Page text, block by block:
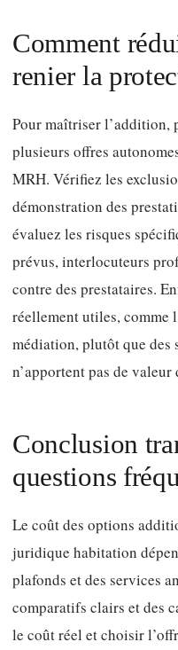
Comment
renier la
Pour maîtriser l’addition,
plusieurs offres
MRH. Vérifiez les
démonstration des
évaluez les risques
prévus, interlocuteurs
contre des prestataires.
réellement utiles, comme
médiation, plutôt que des
n’apportent pas de
Conclusion
questions
Le coût des options
juridique habitation
plafonds et des services
comparatifs clairs et des
le coût réel et choisir